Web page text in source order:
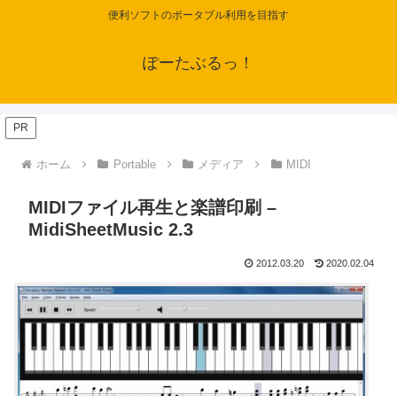
便利ソフトのポータブル利用を目指す
ぽーたぶるっ！
PR
ホーム Portable メディア MIDI
MIDIファイル再生と楽譜印刷 –
MidiSheetMusic 2.3
2012.03.20 2020.02.04